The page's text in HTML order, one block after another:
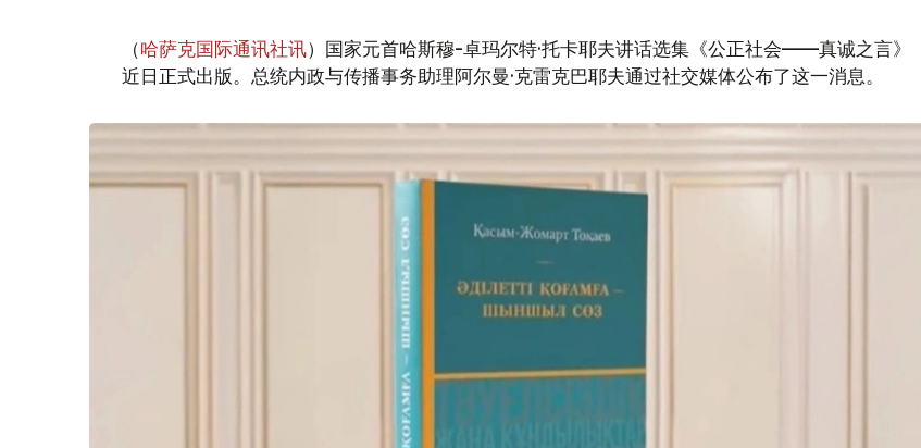
（哈萨克国际通讯社讯）国家元首哈斯穆-卓玛尔特·托卡耶夫讲话选集《公正社会——真诚之言》
近日正式出版。总统内政与传播事务助理阿尔曼·克雷克巴耶夫通过社交媒体公布了这一消息。